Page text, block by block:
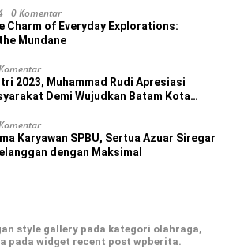
0 Komentar
Charm of Everyday Explorations:
Mundane
2023, Muhammad Rudi Apresiasi
Demi Wujudkan Batam Kota
Karyawan SPBU, Sertua Azuar Siregar
dengan Maksimal
style gallery pada kategori olahraga,
pada widget recent post wpberita.